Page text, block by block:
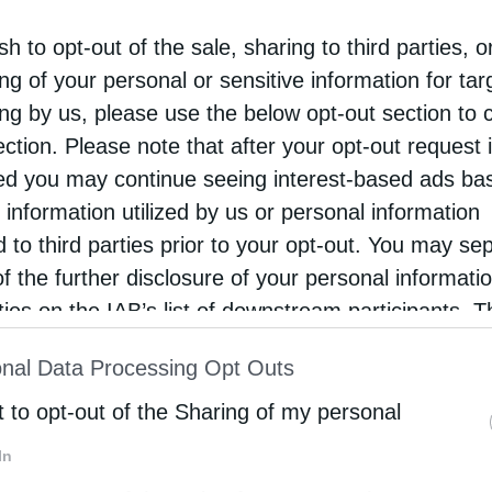
to opt-out of the sale, sharing to third parties,
of your personal or sensitive information for
by us, please use the below opt-out section to
Please note that after your opt-out request
you may continue seeing interest-based ads
information utilized by us or personal information
to third parties prior to your opt-out. You may
the further disclosure of your personal
on the IAB’s list of downstream participants.
of Downstream Participantsthat may further
parties.
Data Processing Opt Outs
to opt-out of the Sharing of my personal
«Οι κυβερνήσεις πρέπει να βρουν επιχειρηματικά
και την ανταμοιβή, προκειμένου να πετύχουν τη
επισημαίνει.
ένα πεδίο που γίνεται ολοένα και πιο
αλλάξει απότομα» και «οι αγορές ηλεκτρικής
αυτού του ρευστού τοπίου, ο κ. Τσάφος τονίζει
αγορών ηλεκτρικής ενέργειας τόσο στο παρόν
Ο κ. Τσάφος υπογραμμίζει την ανάγκη για μια
η βιομηχανία της χώρας. Η ισορροπία
είναι κρίσιμη, ειδικά όταν οι στόχοι
νέων τεχνολογιών. «Οι περισσότερες χώρες είναι
Ως καταναλωτές τεχνολογίας, θέλουμε αξία για
και πρόσβαση στις αγορές», γράφει